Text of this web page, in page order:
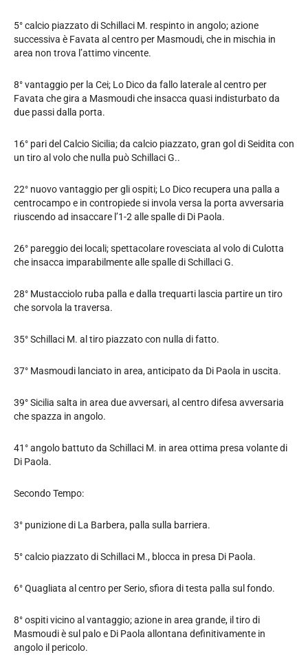
5° calcio piazzato di Schillaci M. respinto in angolo; azione
successiva è Favata al centro per Masmoudi, che in mischia in
area non trova l’attimo vincente.
8° vantaggio per la Cei; Lo Dico da fallo laterale al centro per
Favata che gira a Masmoudi che insacca quasi indisturbato da
due passi dalla porta.
16° pari del Calcio Sicilia; da calcio piazzato, gran gol di Seidita con
un tiro al volo che nulla può Schillaci G..
22° nuovo vantaggio per gli ospiti; Lo Dico recupera una palla a
centrocampo e in contropiede si invola versa la porta avversaria
riuscendo ad insaccare l’1-2 alle spalle di Di Paola.
26° pareggio dei locali; spettacolare rovesciata al volo di Culotta
che insacca imparabilmente alle spalle di Schillaci G.
28° Mustacciolo ruba palla e dalla trequarti lascia partire un tiro
che sorvola la traversa.
35° Schillaci M. al tiro piazzato con nulla di fatto.
37° Masmoudi lanciato in area, anticipato da Di Paola in uscita.
39° Sicilia salta in area due avversari, al centro difesa avversaria
che spazza in angolo.
41° angolo battuto da Schillaci M. in area ottima presa volante di
Di Paola.
Secondo Tempo:
3° punizione di La Barbera, palla sulla barriera.
5° calcio piazzato di Schillaci M., blocca in presa Di Paola.
6° Quagliata al centro per Serio, sfiora di testa palla sul fondo.
8° ospiti vicino al vantaggio; azione in area grande, il tiro di
Masmoudi è sul palo e Di Paola allontana definitivamente in
angolo il pericolo.